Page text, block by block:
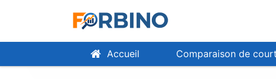
Accueil Comparaison de